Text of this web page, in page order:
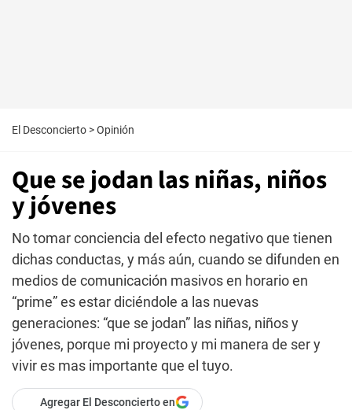
El Desconcierto >Opinión
Que se jodan las niñas, niños
y jóvenes
No tomar conciencia del efecto negativo que tienen
dichas conductas, y más aún, cuando se difunden en
medios de comunicación masivos en horario en
“prime” es estar diciéndole a las nuevas
generaciones: “que se jodan” las niñas, niños y
jóvenes, porque mi proyecto y mi manera de ser y
vivir es mas importante que el tuyo.
Agregar El Desconcierto en